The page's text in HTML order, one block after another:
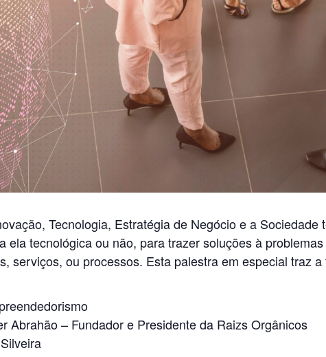
Tecnologia, Estratégia de Negócio e a
ela tecnológica ou não, para trazer soluções à
serviços, ou processos. Esta palestra em especial traz
Abrahão – Fundador e Presidente da Raizs Orgânicos